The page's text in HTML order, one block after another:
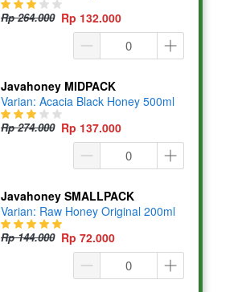
Rp 264.000 Rp 132.000
Javahoney MIDPACK
Varian: Acacia Black Honey 500ml
Rp 274.000 Rp 137.000
Javahoney SMALLPACK
Varian: Raw Honey Original 200ml
Rp 144.000 Rp 72.000